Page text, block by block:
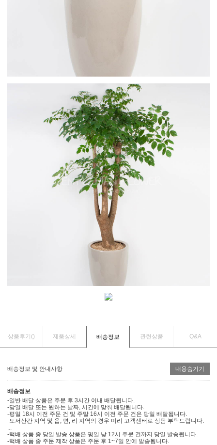
상품후기() 제품상세 배송정보 관련상품 Q&A
배송정보 및 안내사항 내용숨기기
배송정보
-일반 배달 상품은 주문 후 3시간 이내 배달됩니다.
-당일 배달 또는 원하는 날짜, 시간에 맞춰 배달됩니다.
-평일 18시 이전 주문 건 및 주말 16시 이전 주문 건은 당일 배달됩니다.
-도서산간 지역 및 읍, 면, 리 지역의 경우 미리 고객센터로 상담 부탁드립니다.
-택배 상품 중 당일 발송 상품은 평일 낮 12시 주문 건까지 당일 발송됩니다.
-택배 상품 중 주문 제작 상품은 주문 후 1~7일 안에 발송됩니다.